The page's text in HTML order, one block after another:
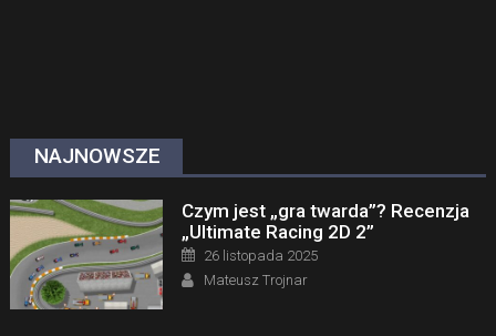
NAJNOWSZE
Czym jest „gra twarda”? Recenzja
„Ultimate Racing 2D 2”
Posted on
26 listopada 2025
Author
Mateusz Trojnar